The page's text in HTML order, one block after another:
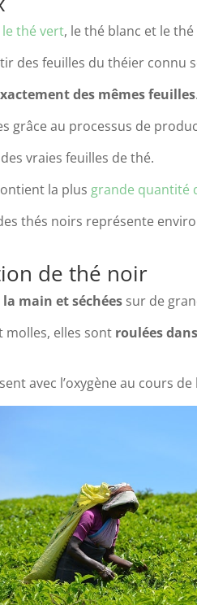
le thé vert, le thé blanc et le
des feuilles du théier connu
des mêmes feuilles.
grâce au processus de
des vraies feuilles de thé.
la plus grande quantité
thés noirs représente
de thé noir
main et séchées sur de
molles, elles sont roulées
avec l’oxygène au cours de